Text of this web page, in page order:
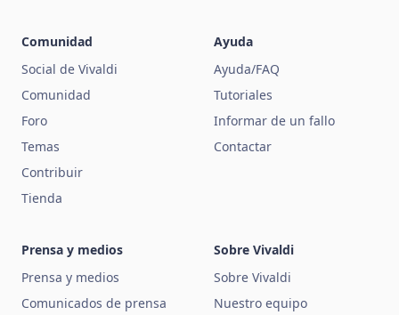
Comunidad
Social de Vivaldi
Comunidad
Foro
Temas
Contribuir
Tienda
Ayuda
Ayuda/FAQ
Tutoriales
Informar de un fallo
Contactar
Prensa y medios
Prensa y medios
Comunicados de prensa
Sobre Vivaldi
Sobre Vivaldi
Nuestro equipo